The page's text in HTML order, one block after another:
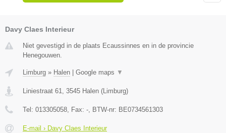
Davy Claes Interieur
Niet gevestigd in de plaats Ecaussinnes en in de provincie
Henegouwen.
Limburg » Halen Google maps ▼
Liniestraat 61, 3545 Halen (Limburg)
Tel: 013305058, Fax: -, BTW-nr: BE0734561303
E-mail › Davy Claes Interieur